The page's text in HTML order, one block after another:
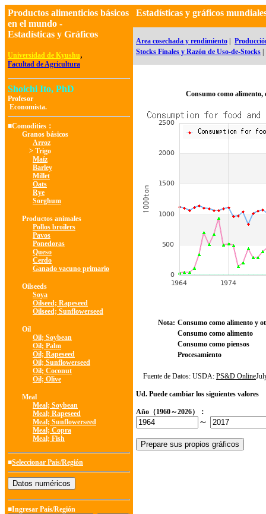
Productos alimenticios básicos
en el mundo -
Estadísticas y Gráficos
Universidad de Kyushu,
Facultad de Agricultura
Shoichi Ito, PhD
Profesor
Economista.
■Comodities：
Granos básicos
Arroz
> Trigo
Maíz
Barley
Millet
Oats
Rye
Sorghum
Productos animales
Pollos broilers
Pavos
Ponedoras
Queso
Cerdo
Ganado vacuno primario
Oilseeds
Soya
Oilseed; Rapeseed
Oilseed; Sunflowerseed
Oil
Oil; Soybean
Oil; Palm
Oil; Rapeseed
Oil; Sunflowerseed
Oil; Coconut
Oil; Olive
Meal
Meal; Soybean
Meal; Rapeseed
Meal; Sunflowerseed
Meal; Copra
Meal; Fish
■Seleccionar País/Región
■Ingresar País/Región
Estadísticas y gráficos
Area cosechada y rendimiento
Stocks Finales y Razón de Uso-de-Stocks
Consumo como alimento,
Nota: Consumo como alimento y
Consumo como alimento
Consumo como piensos
Procesamiento
Fuente de Datos: USDA: PS&D Online
Ud. Puede cambiar los siguientes valores
Año（1960～2026）：
～